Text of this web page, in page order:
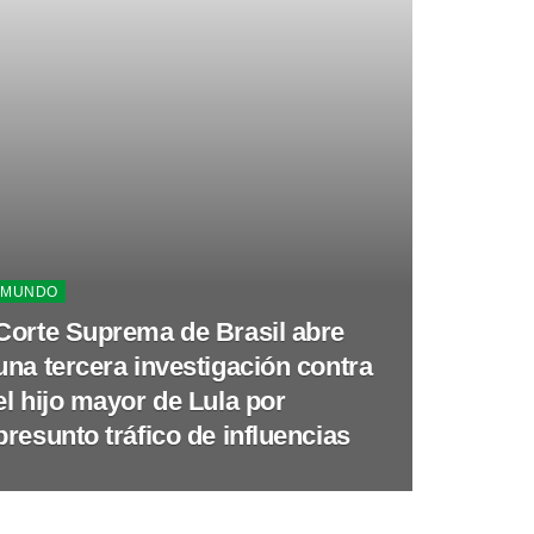
MUNDO
Suprema de Brasil abre
tercera investigación contra
hijo mayor de Lula por
tráfico de influencias